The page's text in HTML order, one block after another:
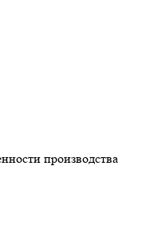
производства